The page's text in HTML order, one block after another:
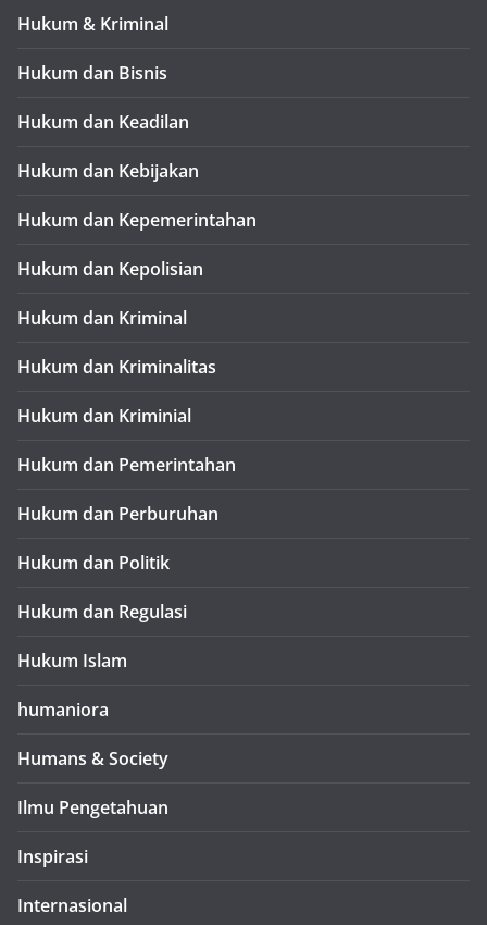
Hukum & Kriminal
Hukum dan Bisnis
Hukum dan Keadilan
Hukum dan Kebijakan
Hukum dan Kepemerintahan
Hukum dan Kepolisian
Hukum dan Kriminal
Hukum dan Kriminalitas
Hukum dan Kriminial
Hukum dan Pemerintahan
Hukum dan Perburuhan
Hukum dan Politik
Hukum dan Regulasi
Hukum Islam
humaniora
Humans & Society
Ilmu Pengetahuan
Inspirasi
Internasional